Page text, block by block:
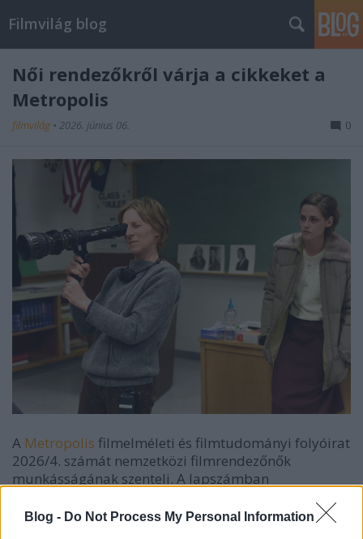
Blog - Do Not Process My Personal Information
Filmvilág blog
Női rendezőkről várja a cikkeket a
Metropolis
filmvilág • 2026. június 06. 0
A Metropolis filmelméleti és filmtudományi folyóirat
2026/4. számát nemzetközi filmrendezőnők
munkásságának szenteli. A lapszámban
tárgyaló elemző tanulmányokat várnak, amelyekben